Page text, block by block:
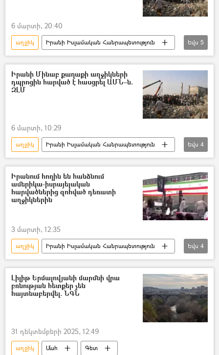
6 մարտի, 20:40
աղջիկ
Իրանի Իսլամական Հանրապետություն
դպրոց
ԱՄՆ
Աշակերտ
Արաբական միացյալ էմիրություններ (ԱՄԷ)
ռազմաբազա
Եվս 5
Իրանի Մինաբ քաղաքի աղջիկների
դպրոցին հարված է հասցրել ԱՄՆ–ն.
ԶԼՄ
6 մարտի, 10:29
աղջիկ
Իրանի Իսլամական Հանրապետություն
ԱՄՆ
Իսրայել
դպրոց
ավիահարված
Եվս 4
Իրանում հողին են հանձնում
ամերիկա-իսրայելական
հարվածներից զոհված դեռատի
աղջիկներին
3 մարտի, 12:35
աղջիկ
Իրանի Իսլամական Հանրապետություն
Աշակերտ
Զոհ
Տեսանյութեր
տեսանյութ
Եվս 4
Լիլիթ Երմալովյանի մարմնի վրա
բռնության հետքեր չեն
հայտնաբերվել. ՆԳՆ
31 դեկտեմբերի 2025, 12:49
աղջիկ Մահ Գետ